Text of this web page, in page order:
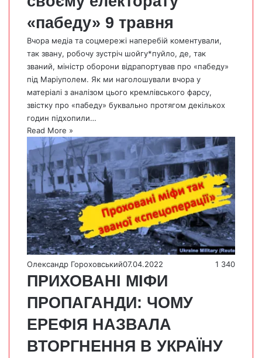
«пабеду» 9 травня
Вчора медіа та соцмережі наперебій коментували,
так звану, робочу зустріч шойгу*пуйло, де, так
званий, міністр оборони відрапортував про «пабеду»
під Маріуполем. Як ми наголошували вчора у
матеріалі з аналізом цього кремлівського фарсу,
звістку про «пабеду» буквально протягом декількох
годин підхопили…
Read More »
Олександр Гороховський07.04.2022 1 340
ПРИХОВАНІ МІФИ
ПРОПАГАНДИ: ЧОМУ
ЕРЕФІЯ НАЗВАЛА
ВТОРГНЕННЯ В УКРАЇНУ